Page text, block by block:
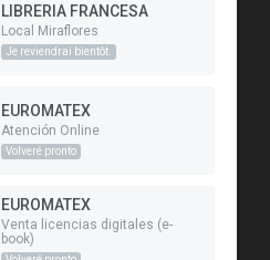
LIBRERIA FRANCESA
Local Miraflores
Je reviendrai bientôt.
EUROMATEX
Atención Online
Volveré pronto
EUROMATEX
Venta licencias digitales (e-
book)